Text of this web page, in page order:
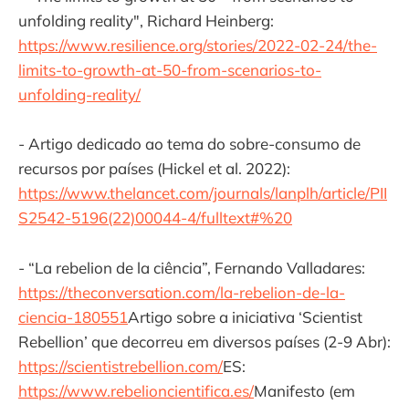
unfolding reality", Richard Heinberg:
https://www.resilience.org/stories/2022-02-24/the-
limits-to-growth-at-50-from-scenarios-to-
unfolding-reality/
- Artigo dedicado ao tema do sobre-consumo de
recursos por países (Hickel et al. 2022):
https://www.thelancet.com/journals/lanplh/article/PII
S2542-5196(22)00044-4/fulltext#%20
- “La rebelion de la ciência”, Fernando Valladares:
https://theconversation.com/la-rebelion-de-la-
ciencia-180551Artigo sobre a iniciativa ‘Scientist
Rebellion’ que decorreu em diversos países (2-9 Abr):
https://scientistrebellion.com/ES:
https://www.rebelioncientifica.es/Manifesto (em